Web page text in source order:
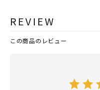
REVIEW
この商品のレビュー